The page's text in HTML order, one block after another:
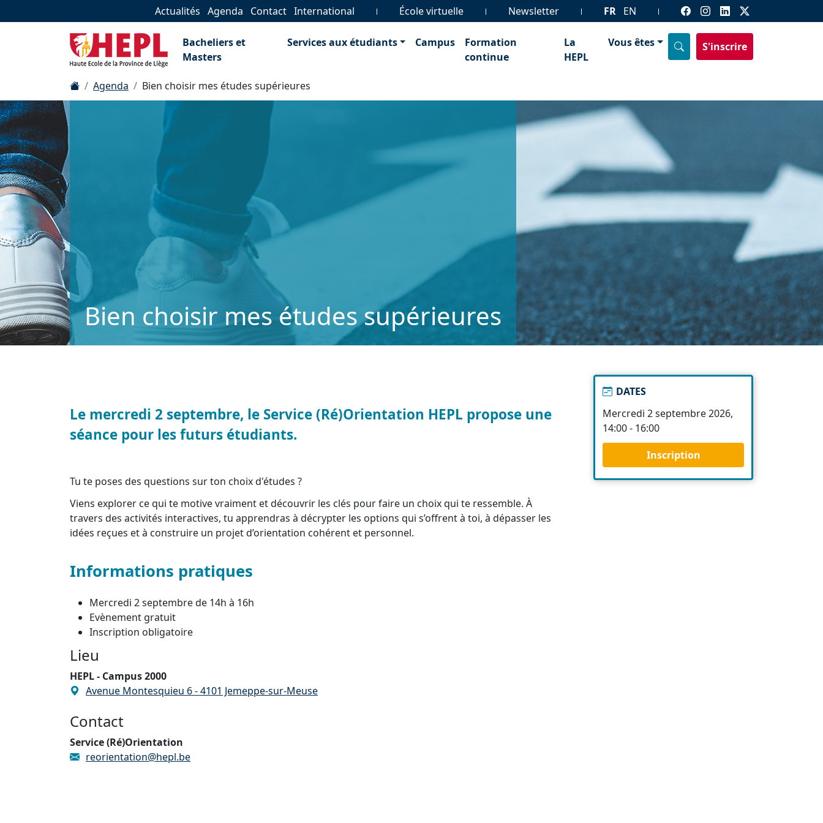
Actualités Agenda Contact International École virtuelle Newsletter FR EN
Bacheliers et
Masters
Services aux étudiants Campus
Formation
continue
La
HEPL
Vous êtes S'inscrire
Agenda Bien choisir mes études supérieures
Bien choisir mes études supérieures
Le mercredi 2 septembre, le Service (Ré)Orientation HEPL propose une
séance pour les futurs étudiants.
Tu te poses des questions sur ton choix d'études ?
Viens explorer ce qui te motive vraiment et découvrir les clés pour faire un choix qui te ressemble. À
travers des activités interactives, tu apprendras à décrypter les options qui s’offrent à toi, à dépasser les
idées reçues et à construire un projet d’orientation cohérent et personnel.
Informations pratiques
Mercredi 2 septembre de 14h à 16h
Evènement gratuit
Inscription obligatoire
Lieu
HEPL - Campus 2000
Avenue Montesquieu 6 - 4101 Jemeppe-sur-Meuse
Contact
Service (Ré)Orientation
reorientation@hepl.be
DATES
Mercredi 2 septembre 2026,
14:00 - 16:00
Inscription